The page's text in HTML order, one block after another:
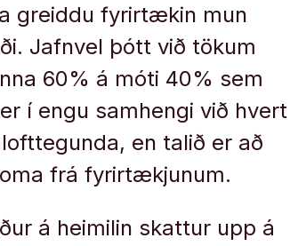
greiddu fyrirtækin mun
Jafnvel þótt við tökum
60% á móti 40% sem
í engu samhengi við hvert
en talið er að
frá fyrirtækjunum.
á heimilin skattur upp á